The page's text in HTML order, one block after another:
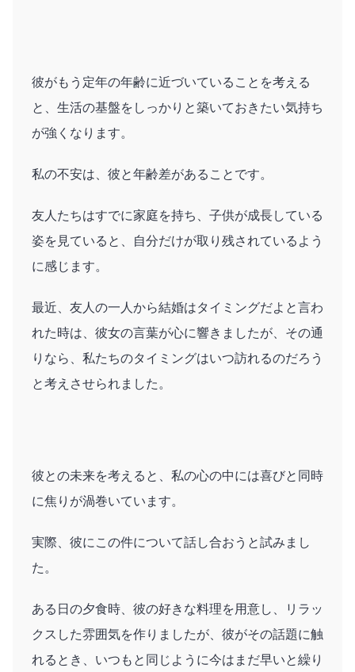
彼がもう定年の年齢に近づいていることを考える
と、生活の基盤をしっかりと築いておきたい気持ち
が強くなります。
私の不安は、彼と年齢差があることです。
友人たちはすでに家庭を持ち、子供が成長している
姿を見ていると、自分だけが取り残されているよう
に感じます。
最近、友人の一人から結婚はタイミングだよと言わ
れた時は、彼女の言葉が心に響きましたが、その通
りなら、私たちのタイミングはいつ訪れるのだろう
と考えさせられました。
彼との未来を考えると、私の心の中には喜びと同時
に焦りが渦巻いています。
実際、彼にこの件について話し合おうと試みまし
た。
ある日の夕食時、彼の好きな料理を用意し、リラッ
クスした雰囲気を作りましたが、彼がその話題に触
れるとき、いつもと同じように今はまだ早いと繰り